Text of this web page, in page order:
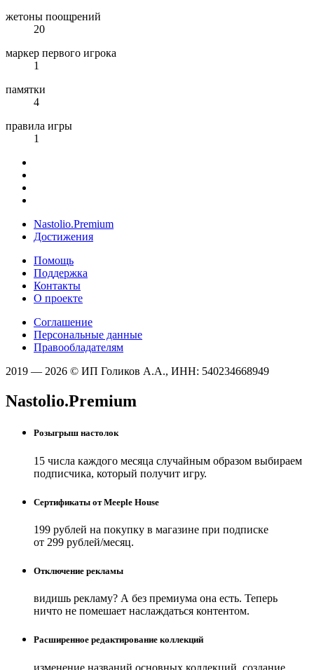
жетоны поощрений
20
маркер первого игрока
1
памятки
4
правила игры
1
Nastolio.Premium
Достижения
Помощь
Поддержка
Контакты
О проекте
Соглашение
Персональные данные
Правообладателям
2019 — 2026 © ИП Голиков А.А., ИНН: 540234668949
Nastolio.Premium
Розыгрыш настолок
15 числа каждого месяца случайным образом выбираем
подписчика, который получит игру.
Сертификаты от Meeple House
199 рублей на покупку в магазине при подписке
от 299 рублей/месяц.
Отключение рекламы
видишь рекламу? А без премиума она есть. Теперь
ничто не помешает наслаждаться контентом.
Расширенное редактирование коллекций
изменение названий основных коллекций, создание